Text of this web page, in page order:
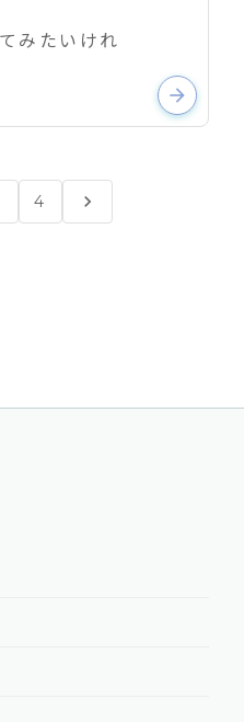
みたいけれ
arrow_forward
4 chevron_right